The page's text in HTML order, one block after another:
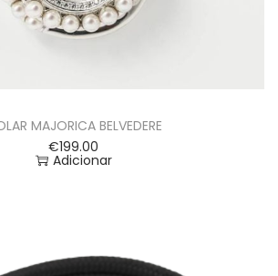
MAJORICA BELVEDERE
€199.00
Adicionar